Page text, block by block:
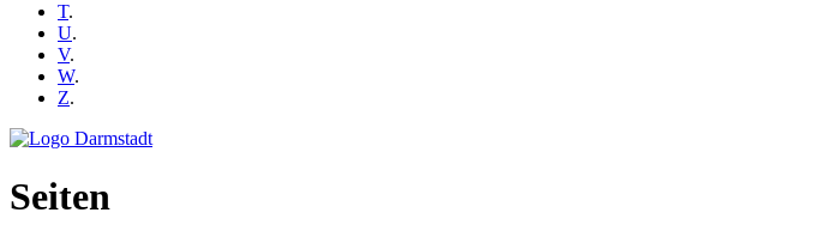
T.
U.
V.
W.
Z.
Seiten